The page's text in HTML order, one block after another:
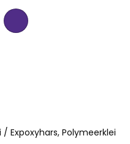
Expoxyhars, Polymeerklei